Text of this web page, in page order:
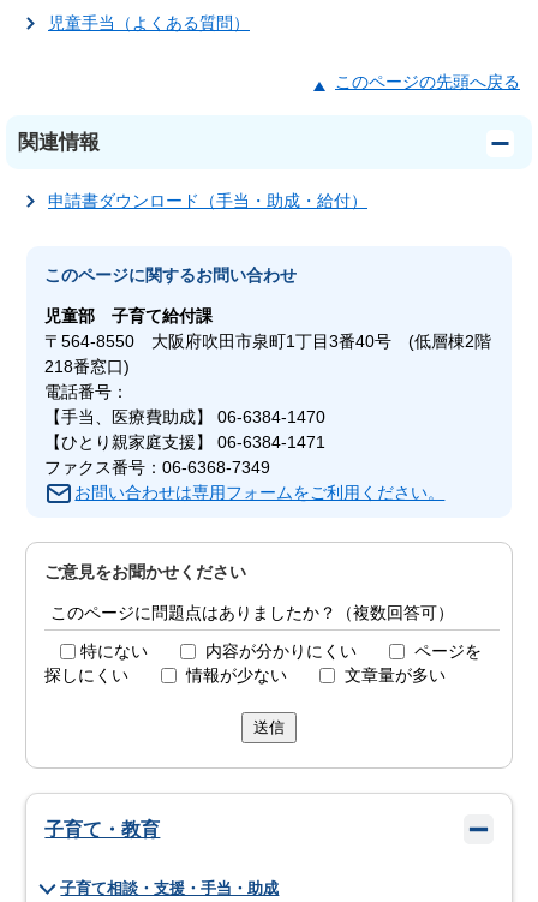
児童手当（よくある質問）
このページの先頭へ戻る
関連情報
申請書ダウンロード（手当・助成・給付）
このページに関するお問い合わせ
児童部子育て給付課
〒564-8550 大阪府吹田市泉町1丁目3番40号 (低層棟2階
218番窓口)
電話番号：
【手当、医療費助成】 06-6384-1470
【ひとり親家庭支援】 06-6384-1471
ファクス番号：06-6368-7349
お問い合わせは専用フォームをご利用ください。
ご意見をお聞かせください
このページに問題点はありましたか？（複数回答可）
特にない 内容が分かりにくい
ページを
探しにくい
情報が少ない 文章量が多い
送信
子育て・教育
子育て相談・支援・手当・助成